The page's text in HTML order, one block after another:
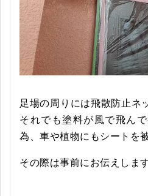
足場の周りには飛散防止ネ
それでも塗料が風で飛ん
為、車や植物にもシートを
その際は事前にお伝えします